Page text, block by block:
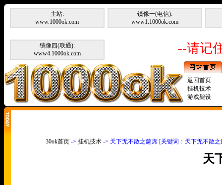
主站:
www.1000ok.com
镜像一(电信):
www1.1000ok.com
镜像四(联通):
www4.1000ok.com
--请记
返回首页
挂机技术
游戏架设
30ok首页 -> 挂机技术 -> 天下无不散之筵席 [关键词：天下无不散
天